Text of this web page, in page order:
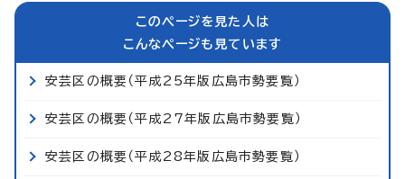
このページを見た人は
こんなページも見ています
安芸区の概要（平成25年版広島市勢要覧）
安芸区の概要（平成27年版広島市勢要覧）
安芸区の概要（平成28年版広島市勢要覧）